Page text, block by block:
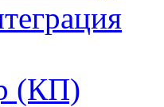
(КП)